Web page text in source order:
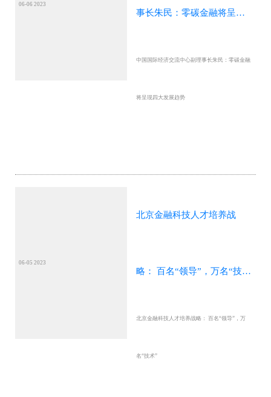
06-06 2023
事长朱民：零碳金融将呈现
中国国际经济交流中心副理事长朱民：零碳金融
将呈现四大发展趋势
06-05 2023
北京金融科技人才培养战
略： 百名“领导”，万名“技
北京金融科技人才培养战略： 百名“领导”，万
名“技术”